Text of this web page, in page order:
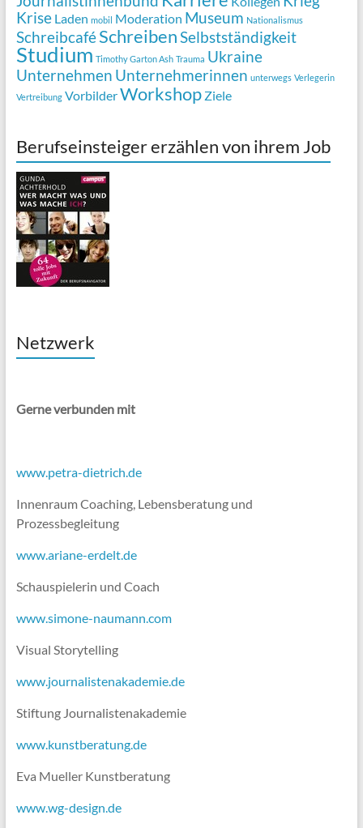
Krise Laden mobil Moderation Museum Nationalismus
SchreibcaféSchreibenSelbstständigkeit
Studium Timothy Garton Ash Trauma Ukraine
Unternehmen Unternehmerinnen unterwegs Verlegerin
Vertreibung VorbilderWorkshop Ziele
Berufseinsteiger erzählen von ihrem Job
Netzwerk
Gerne verbunden mit
www.petra-dietrich.de
Innenraum Coaching, Lebensberatung und
Prozessbegleitung
www.ariane-erdelt.de
Schauspielerin und Coach
www.simone-naumann.com
Visual Storytelling
www.journalistenakademie.de
Stiftung Journalistenakademie
www.kunstberatung.de
Eva Mueller Kunstberatung
www.wg-design.de